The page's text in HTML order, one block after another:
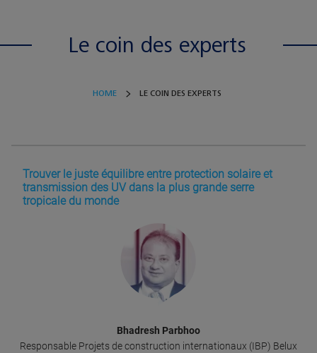
Le coin des experts
HOME LE COIN DES EXPERTS
Trouver le juste équilibre entre protection solaire et
transmission des UV dans la plus grande serre
tropicale du monde
Bhadresh Parbhoo
Responsable Projets de construction internationaux (IBP) Belux